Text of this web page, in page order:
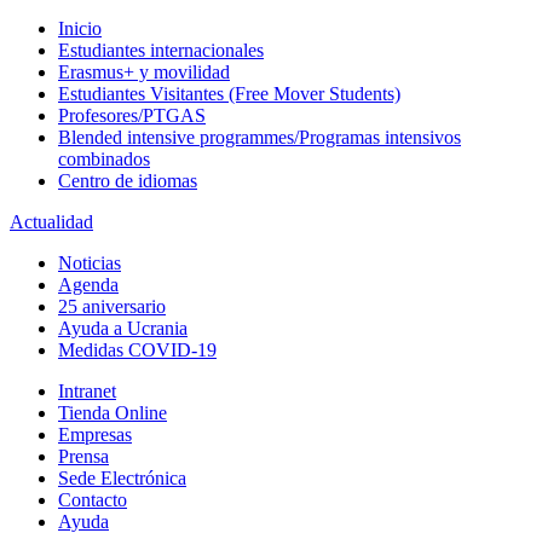
Inicio
Estudiantes internacionales
Erasmus+ y movilidad
Estudiantes Visitantes (Free Mover Students)
Profesores/PTGAS
Blended intensive programmes/Programas intensivos
combinados
Centro de idiomas
Actualidad
Noticias
Agenda
25 aniversario
Ayuda a Ucrania
Medidas COVID-19
Intranet
Tienda Online
Empresas
Prensa
Sede Electrónica
Contacto
Ayuda